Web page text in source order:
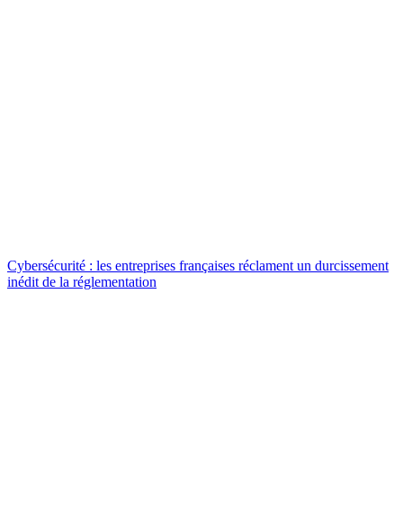
Cybersécurité : les entreprises françaises réclament un durcissement
inédit de la réglementation